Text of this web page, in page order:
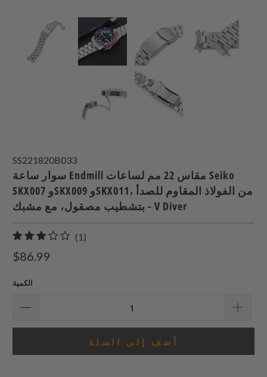
SS221820B033
سوار ساعة Endmill مقاس 22 مم لساعات Seiko
SKX007 وSKX009 وSKX011، من الفولاذ المقاوم للصدأ
- بتشطيب مصقول، مع مشبك V Diver
(1)
$86.99
الكمية
أضف إلى السلة